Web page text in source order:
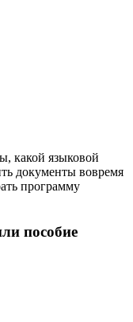
какой языковой
документы вовремя
программу
пособие